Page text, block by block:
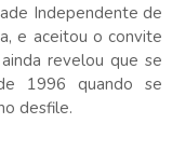
Independente de
e aceitou o convite
revelou que se
1996 quando se
desfile.